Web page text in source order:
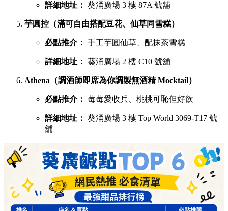
詳細地址： 葵涌廣場 3 樓 87A 號舖
芋圓控（滿可自由搭配豆花、仙草同雪糕）
必點推介： 手工芋圓仙草、配抹茶雪糕
詳細地址： 葵涌廣場 2 樓 C10 號舖
Athena（調酒師即席為你調製無酒精 Mocktail）
必點推介： 莓莓愛收兵、桃桃可恥但好飲
詳細地址： 葵涌廣場 3 樓 Top World 3069-T17 號
舖